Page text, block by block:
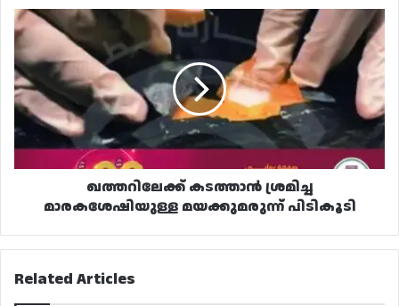
ഖത്തറിലേക്ക്
കടത്താൻ
ശ്രമിച്ച
മാരകശേഷിയുള്ള
മയക്കുമരുന്ന്
പിടികൂടി
ഖത്തറിലേക്ക് കടത്താൻ ശ്രമിച്ച
മാരകശേഷിയുള്ള മയക്കുമരുന്ന് പിടികൂടി
Related Articles